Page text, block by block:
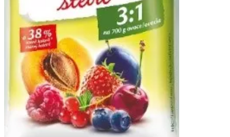
Výlet
Turistika
Cyklistika
Hrady
Podujatia
Výstava
Galéria
Divadlo
Folklór
Fašiangy
Ubytovanie
Pobyty
Gastro
Kaviarne